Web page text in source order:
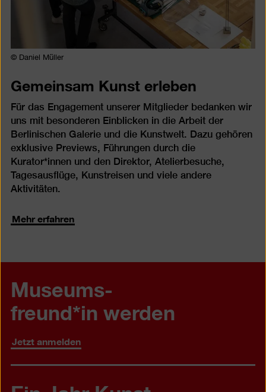
© Daniel Müller
Gemeinsam Kunst erleben
Für das Engagement unserer Mitglieder bedanken wir
uns mit besonderen Einblicken in die Arbeit der
Berlinischen Galerie und die Kunstwelt. Dazu gehören
exklusive Previews, Führungen durch die
Kurator*innen und den Direktor, Atelierbesuche,
Tagesausflüge, Kunstreisen und viele andere
Aktivitäten.
Mehr erfahren
Museums-
freund*in werden
Jetzt anmelden